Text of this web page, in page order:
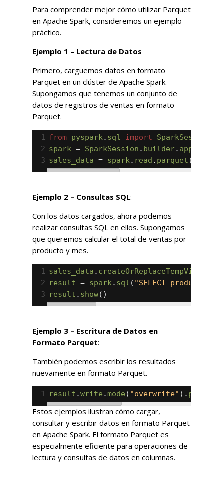
Para comprender mejor cómo utilizar Parquet
en Apache Spark, consideremos un ejemplo
práctico.
Ejemplo 1 – Lectura de Datos
Primero, carguemos datos en formato
Parquet en un clúster de Apache Spark.
Supongamos que tenemos un conjunto de
datos de registros de ventas en formato
Parquet.
1 from pyspark. sql import
SparkSession
2 spark = SparkSession . builder. appName
3 sales_data = spark. read . parquet (
Ejemplo 2 – Consultas SQL:
Con los datos cargados, ahora podemos
realizar consultas SQL en ellos. Supongamos
que queremos calcular el total de ventas por
producto y mes.
1 sales_data . createOrReplaceTempView
2 result = spark. sql ( "SELECT producto,
3 result . show()
Ejemplo 3 – Escritura de Datos en
Formato Parquet:
También podemos escribir los resultados
nuevamente en formato Parquet.
1 result .write .mode ( "overwrite" ). parquet
Estos ejemplos ilustran cómo cargar,
consultar y escribir datos en formato Parquet
en Apache Spark. El formato Parquet es
especialmente eficiente para operaciones de
lectura y consultas de datos en columnas.